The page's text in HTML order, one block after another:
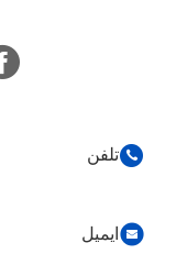
تلفن
ایمیل